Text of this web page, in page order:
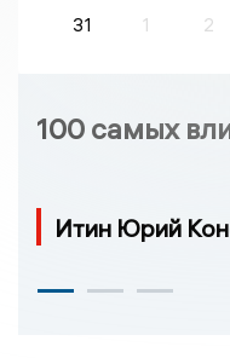
31
1 2
100 самых
Итин Юрий